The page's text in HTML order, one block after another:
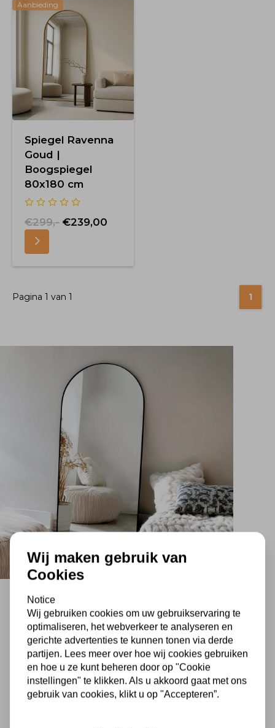
Aanbieding
Spiegel Ravenna
Goud |
Boogspiegel
80x180 cm
€299,- €239,00
Pagina 1 van 1 1
Boogspiegels: Een icoon Voor
Jouw Interieur
Eenboogspiegelvoegt meer toe dan alleen
functionaliteit. Met hun iconische gebogen bovenkant
brengen deze spiegels een vleugje verfijning in elke
ruimte. BijSpiegelshop vind je een zorgvuldig
samengestelde collectie spiegels in diverse
Wij maken gebruik van
Cookies
Notice
Wij gebruiken cookies om uw gebruikservaring te
optimaliseren, het webverkeer te analyseren en
gerichte advertenties te kunnen tonen via derde
partijen. Lees meer over hoe wij cookies gebruiken
en hoe u ze kunt beheren door op "Cookie
instellingen" te klikken. Als u akkoord gaat met ons
gebruik van cookies, klikt u op "Accepteren”.